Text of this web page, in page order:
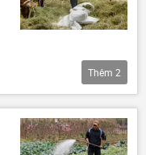
Thêm 2